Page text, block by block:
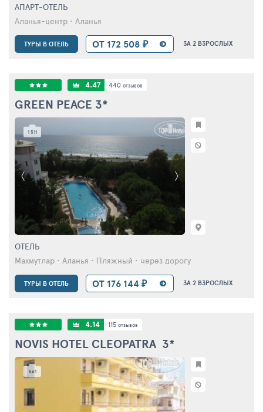
АПАРТ-ОТЕЛЬ
Аланья-центр • Аланья
ТУРЫ В ОТЕЛЬ ОТ 172 508 ₽ ЗА 2 ВЗРОСЛЫХ
1 511
4.47 440 отзывов
GREEN PEACE 3*
ОТЕЛЬ
Махмутлар • Аланья • Пляжный • через дорогу
ТУРЫ В ОТЕЛЬ ОТ 176 144 ₽ ЗА 2 ВЗРОСЛЫХ
561
4.14 115 отзывов
NOVIS HOTEL CLEOPATRA 3*